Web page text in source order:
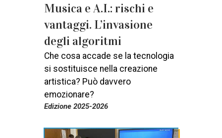
Musica e A.I.: rischi e
vantaggi. L’invasione
degli algoritmi
Che cosa accade se la tecnologia
si sostituisce nella creazione
artistica? Può davvero
emozionare?
Edizione 2025-2026